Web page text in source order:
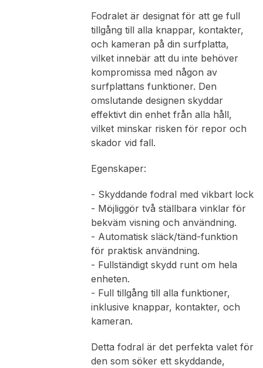
Fodralet är designat för att ge full
tillgång till alla knappar, kontakter,
och kameran på din surfplatta,
vilket innebär att du inte behöver
kompromissa med någon av
surfplattans funktioner. Den
omslutande designen skyddar
effektivt din enhet från alla håll,
vilket minskar risken för repor och
skador vid fall.
Egenskaper:
- Skyddande fodral med vikbart lock
- Möjliggör två ställbara vinklar för
bekväm visning och användning.
- Automatisk släck/tänd-funktion
för praktisk användning.
- Fullständigt skydd runt om hela
enheten.
- Full tillgång till alla funktioner,
inklusive knappar, kontakter, och
kameran.
Detta fodral är det perfekta valet för
den som söker ett skyddande,